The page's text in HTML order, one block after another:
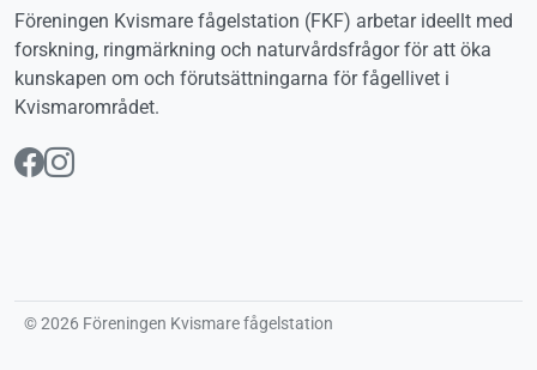
Föreningen Kvismare fågelstation (FKF) arbetar ideellt med
forskning, ringmärkning och naturvårdsfrågor för att öka
kunskapen om och förutsättningarna för fågellivet i
Kvismarområdet.
Följ oss på Facebook
Följ oss på Instagram
© 2026 Föreningen Kvismare fågelstation